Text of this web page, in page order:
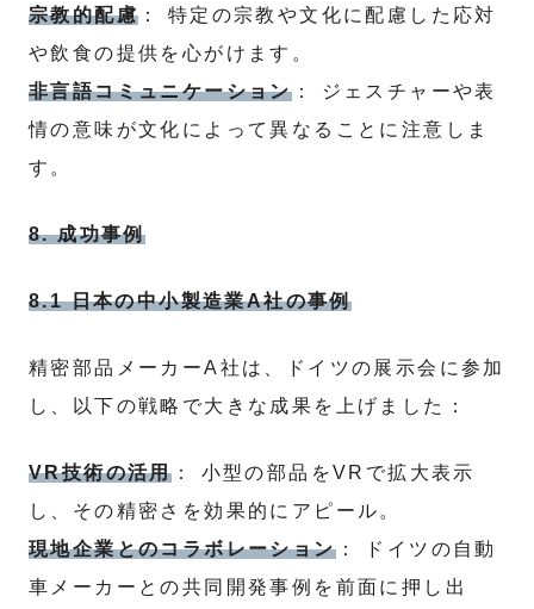
宗教的配慮 ： 特定の宗教や文化に配慮した応対
や飲食の提供を心がけます。
非言語コミュニケーション： ジェスチャーや表
情の意味が文化によって異なることに注意しま
す。
8. 成功事例
8.1 日本の中小製造業A社の事例
精密部品メーカーA社は、ドイツの展示会に参加
し、以下の戦略で大きな成果を上げました：
VR技術の活用： 小型の部品をVRで拡大表示
し、その精密さを効果的にアピール。
現地企業とのコラボレーション： ドイツの自動
車メーカーとの共同開発事例を前面に押し出